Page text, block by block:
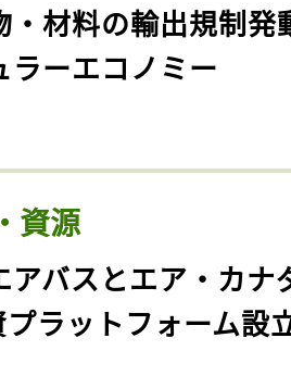
・材料の輸出規制発
ラーエコノミー
資源
アバスとエア・カナ
ラットフォーム設